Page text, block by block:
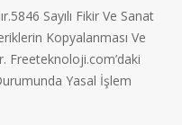
Sayılı Fikir Ve Sanat
Kopyalanması Ve
Freeteknoloji.com’daki
Yasal İşlem